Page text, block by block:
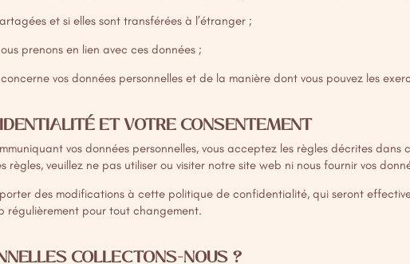
et si elles sont transférées à l’étranger ;
prenons en lien avec ces données ;
vos données personnelles et de la manière dont vous pouvez les
ET VOTRE CONSENTEMENT
vos données personnelles, vous acceptez les règles décrites
veuillez ne pas utiliser ou visiter notre site web ni nous fournir vos
des modifications à cette politique de confidentialité, qui seront
régulièrement pour tout changement.
COLLECTONS-NOUS ?